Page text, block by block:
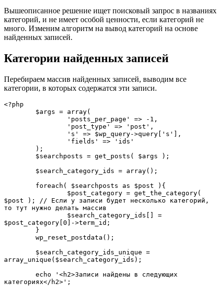
Вышеописанное решение ищет поисковый запрос в названиях
категорий, и не имеет особой ценности, если категорий не
много. Изменим алгоритм на вывод категорий на основе
найденных записей.
Категории найденных записей
Перебираем массив найденных записей, выводим все
категории, в которых содержатся эти записи.
<?php
$post ); // Если у записи будет несколько категорий,
то тут нужно делать массив
$post_category[0]->term_id;
array_unique($search_category_ids);
категориях</h2>';